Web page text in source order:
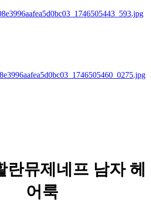
란뮤제네프 남자 헤
어룩